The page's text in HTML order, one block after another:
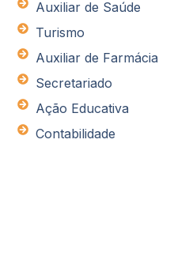
Auxiliar de Saúde
Turismo
Auxiliar de Farmácia
Secretariado
Ação Educativa
Contabilidade